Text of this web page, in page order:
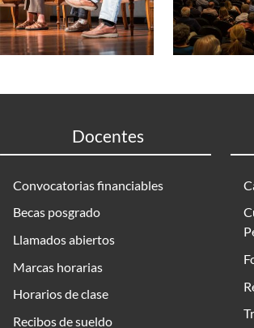
Docentes
Convocatorias financiables
Becas posgrado
Llamados abiertos
Marcas horarias
Horarios de clase
Recibos de sueldo